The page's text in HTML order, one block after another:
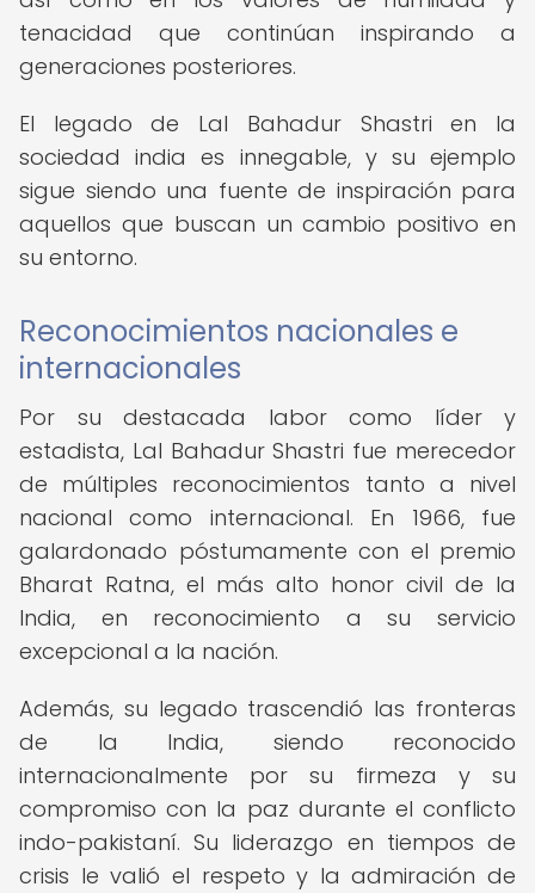
tenacidad que continúan inspirando a
generaciones posteriores.
El legado de Lal Bahadur Shastri en la
sociedad india es innegable, y su ejemplo
sigue siendo una fuente de inspiración para
aquellos que buscan un cambio positivo en
su entorno.
Reconocimientos nacionales e
internacionales
Por su destacada labor como líder y
estadista, Lal Bahadur Shastri fue merecedor
de múltiples reconocimientos tanto a nivel
nacional como internacional. En 1966, fue
galardonado póstumamente con el premio
Bharat Ratna, el más alto honor civil de la
India, en reconocimiento a su servicio
excepcional a la nación.
Además, su legado trascendió las fronteras
de la India, siendo reconocido
internacionalmente por su firmeza y su
compromiso con la paz durante el conflicto
indo-pakistaní. Su liderazgo en tiempos de
crisis le valió el respeto y la admiración de